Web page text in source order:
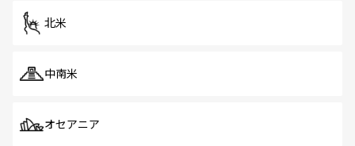
北米
中南米
オセアニア